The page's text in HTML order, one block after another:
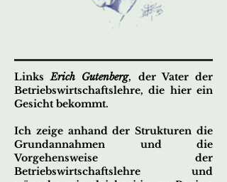
LinksErich Gutenberg, der Vater der
Betriebswirtschaftslehre, die hier ein
Gesicht bekommt.
Ich zeige anhand der Strukturen die
Grundannahmen und die
Vorgehensweise der
Betriebswirtschaftslehre und